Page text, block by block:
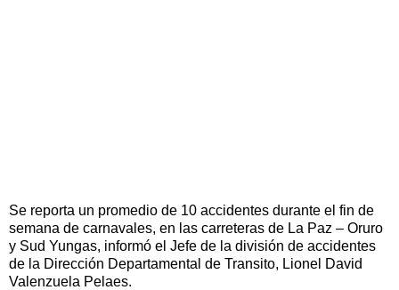
Se reporta un promedio de 10 accidentes durante el fin de
semana de carnavales, en las carreteras de La Paz – Oruro
y Sud Yungas, informó el Jefe de la división de accidentes
de la Dirección Departamental de Transito, Lionel David
Valenzuela Pelaes.